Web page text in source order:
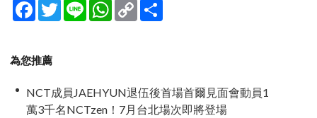
Facebook
TwitterLine WhatsApp
Copy
Link
為您推薦
NCT成員JAEHYUN退伍後首場首爾見面會動員1
萬3千名NCTzen！7月台北場次即將登場